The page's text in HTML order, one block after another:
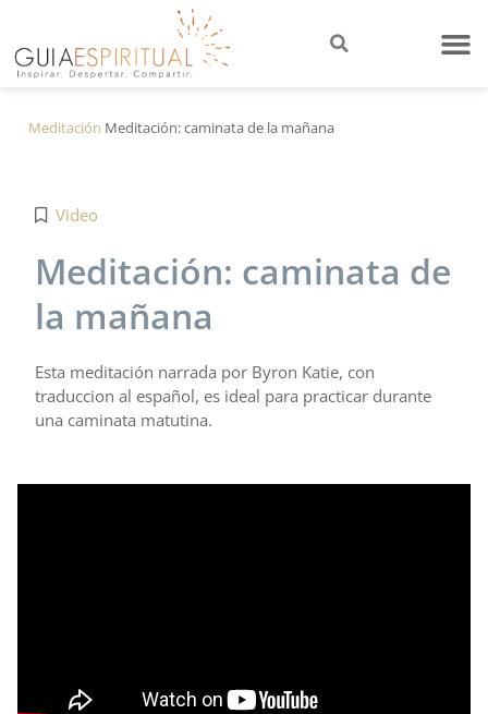
Meditación Meditación: caminata de la mañana
Video
Meditación: caminata de
la mañana
Esta meditación narrada por Byron Katie, con
traduccion al español, es ideal para practicar durante
una caminata matutina.